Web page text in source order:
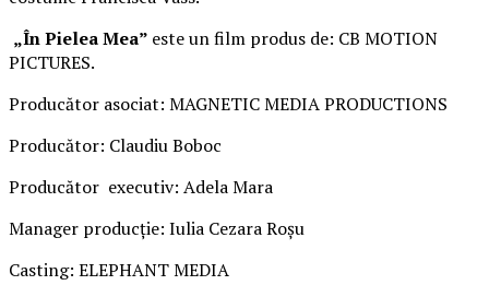
„În Pielea Mea” este un film produs de: CB MOTION
PICTURES.
Producător asociat: MAGNETIC MEDIA PRODUCTIONS
Producător: Claudiu Boboc
Producător executiv: Adela Mara
Manager producție: Iulia Cezara Roșu
Casting: ELEPHANT MEDIA